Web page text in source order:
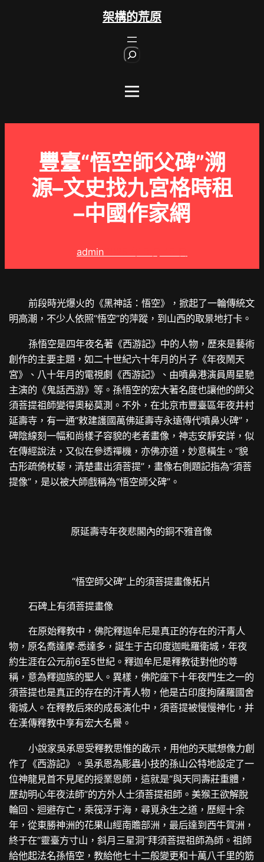
架構的荒原
豐臺“悟空師父碑”溯
源–文史找九宮格時租
–中國作家網
admin
前段時光爆火的《黑神話：悟空》，掀起了一輪傳統文
明高潮，不少人依照“悟空”的萍蹤，到山西的取景地打卡。
孫悟空是四年夜名著《西游記》中的人物，歷來是藝術
創作的主要主題，如二十世紀六十年月的片子《年夜鬧天
宮》、八十年月的電視劇《西游記》、由噴鼻港演員周星馳
主演的《鬼話西游》等。孫悟空的宏大著名度也讓他的師父
須菩提祖師變得奧秘莫測。不外，在北京市豐臺區年夜井村
延壽寺，有一通“敕建護國萬佛延壽寺永遠傳代噴鼻火碑”，
碑陰線刻一幅和尚樣子容貌的老者畫像，神志安靜安詳，似
在傳經說法，又似在參透禪機，亦佛亦道，妙意橫生。“貌
古形疏倚杖藜，清楚畫出須菩提”，畫像右側題記指為“須菩
提像”，是以被大師戲稱為“悟空師父碑”。
原延壽寺年夜悲閣內的銅不雅音像
“悟空師父碑”上的須菩提畫像拓片
石碑上有須菩提畫像
在原始釋教中，佛陀釋迦牟尼是真正的存在的汗青人
物，原名喬達摩·悉達多，誕生于古印度迦毗羅衛城，年夜
約生涯在公元前6至5世紀。釋迦牟尼是釋教徒對他的尊
稱，意為釋迦族的聖人。異樣，佛陀座下十年夜門生之一的
須菩提也是真正的存在的汗青人物，他是古印度拘薩羅國舍
衛城人。在釋教后來的成長演化中，須菩提被慢慢神化，并
在漢傳釋教中享有宏大名譽。
小說家吳承恩受釋教思惟的啟示，用他的天賦想像力創
作了《西游記》。吳承恩為彫蟲小技的孫山公特地設定了一
位神龍見首不見尾的授業恩師，這就是“與天同壽莊重體，
歷劫明心年夜法師”的方外人士須菩提祖師。美猴王欲解脫
輪回、迴避存亡，乘筏浮于海，尋覓永生之道，歷經十余
年，從東勝神洲的花果山經南贍部洲，最后達到西牛賀洲，
終于在“靈臺方寸山，斜月三星洞”拜須菩提祖師為師。祖師
給他起法名孫悟空，教給他七十二般變更和十萬八千里的筋